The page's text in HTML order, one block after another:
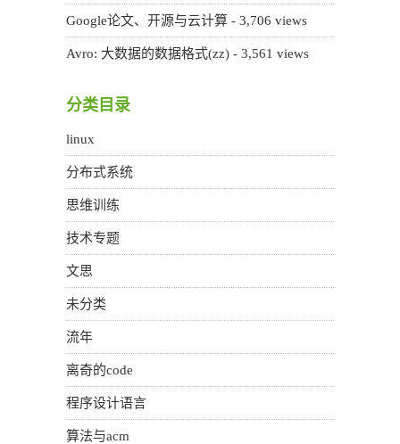
Google论文、开源与云计算 - 3,706 views
Avro: 大数据的数据格式(zz) - 3,561 views
分类目录
linux
分布式系统
思维训练
技术专题
文思
未分类
流年
离奇的code
程序设计语言
算法与acm